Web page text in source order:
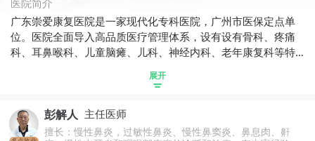
医院简介
广东崇爱康复医院是一家现代化专科医院，广州市医保定点单
位。医院全面导入高品质医疗管理体系，设有设有骨科、疼痛
科、耳鼻喉科、儿童脑瘫、儿科、神经内科、老年康复科等特
学科协同诊疗（MDT），为广大患者提供专业的医疗服务。全
实力，在专家队伍、技术设备、康复服务方面，充分体现崇爱
医院“科学、专业、特色”的优势，满足患者多层次、个性化的医
展开
彭解人 主任医师
擅长：慢性鼻炎，过敏性鼻炎、慢性鼻窦炎、鼻息肉、鼾